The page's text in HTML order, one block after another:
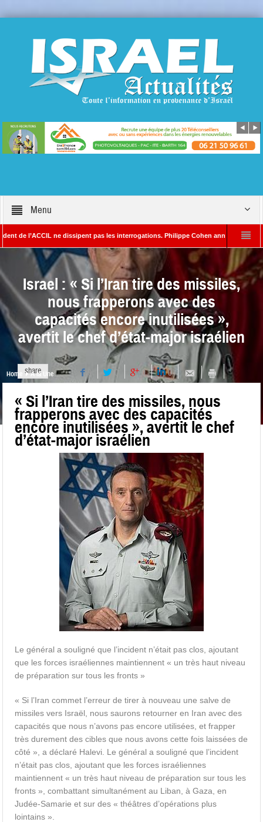
Menu
ne dissipent pas les interrogations. Philippe Cohen annonce se réserver
– Rédacteur en chef d’Israël Actualités L’Iran menace de frapper
Israel : « Si l’Iran tire des missiles,
nous frapperons avec des
capacités encore inutilisées »,
avertit le chef d’état-major israélien
share 0 0 0 0
Home A la Une
« Si l’Iran tire des missiles, nous
frapperons avec des capacités
encore inutilisées », avertit le chef
d’état-major israélien
Le général a souligné que l’incident n’était pas clos, ajoutant
que les forces israéliennes maintiennent « un très haut niveau
de préparation sur tous les fronts »
« Si l’Iran commet l’erreur de tirer à nouveau une salve de
missiles vers Israël, nous saurons retourner en Iran avec des
capacités que nous n’avons pas encore utilisées, et frapper
très durement des cibles que nous avons cette fois laissées de
côté », a déclaré Halevi. Le général a souligné que l’incident
n’était pas clos, ajoutant que les forces israéliennes
maintiennent « un très haut niveau de préparation sur tous les
fronts », combattant simultanément au Liban, à Gaza, en
Judée-Samarie et sur des « théâtres d’opérations plus
lointains ».